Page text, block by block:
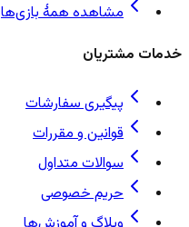
مشاهده همهٔ بازی‌ها
خدمات مشتریان
پیگیری سفارشات
قوانین و مقررات
سوالات متداول
حریم خصوصی